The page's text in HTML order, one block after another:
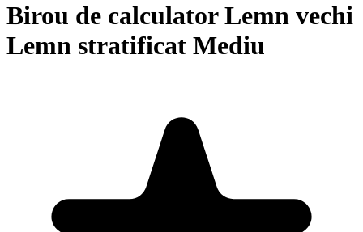
Birou de calculator Lemn vechi
Lemn stratificat Mediu